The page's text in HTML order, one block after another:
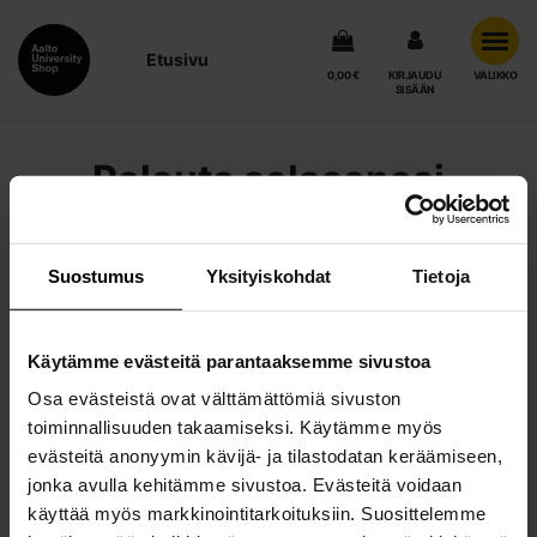
Suostumus Yksityiskohdat Tietoja
Käytämme evästeitä parantaaksemme sivustoa
Osa evästeistä ovat välttämättömiä sivuston
toiminnallisuuden takaamiseksi. Käytämme myös
evästeitä anonyymin kävijä- ja tilastodatan keräämiseen,
jonka avulla kehitämme sivustoa. Evästeitä voidaan
käyttää myös markkinointitarkoituksiin. Suosittelemme
Etusivu
0,00 €
KIRJAUDU
SISÄÄN
VALIKKO
Palauta salasanasi
Voit palauttaa salasanasi joko käyttäjätunnuksella tai
sähköpostiosoitteella.
Käyttäjänimi
Sähköposti